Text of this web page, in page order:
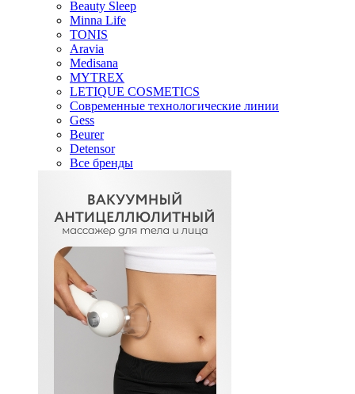
Beauty Sleep
Minna Life
TONIS
Aravia
Medisana
MYTREX
LETIQUE COSMETICS
Современные технологические линии
Gess
Beurer
Detensor
Все бренды